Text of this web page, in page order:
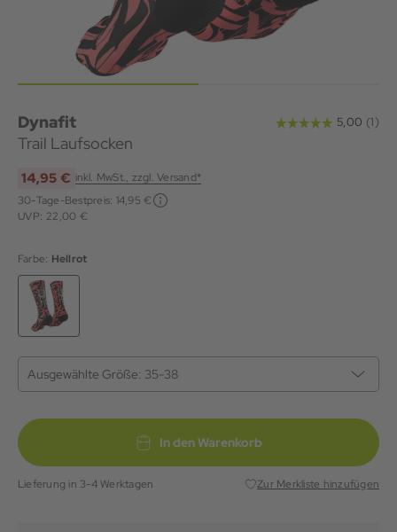
Dynafit
Trail Laufsocken
14,95 € inkl. MwSt., zzgl. Versand*
30-Tage-Bestpreis: 14,95 €
UVP: 22,00 €
Farbe: Hellrot
Ausgewählte Größe: 35-38
In den Warenkorb
Lieferung in 3-4 Werktagen Zur Merkliste hinzufügen